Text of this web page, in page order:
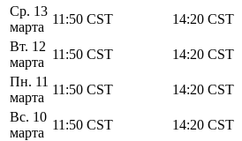
Ср. 13
марта
11:50 CST 14:20 CST
Вт. 12
марта
11:50 CST 14:20 CST
Пн. 11
марта
11:50 CST 14:20 CST
Вс. 10
марта
11:50 CST 14:20 CST